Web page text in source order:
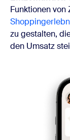
Funktionen von
zu gestalten,
den Umsatz